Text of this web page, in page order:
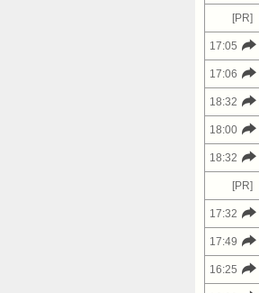
[PR]
17:05
17:06
18:32
18:00
18:32
[PR]
17:32
17:49
16:25